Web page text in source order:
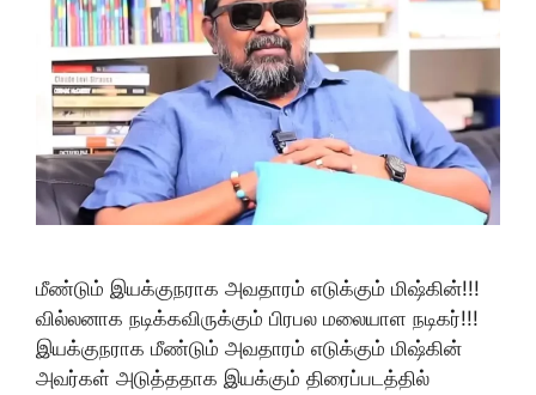
மீண்டும் இயக்குநராக அவதாரம் எடுக்கும் மிஷ்கின்!!!
வில்லனாக நடிக்கவிருக்கும் பிரபல மலையாள நடிகர்!!!
இயக்குநராக மீண்டும் அவதாரம் எடுக்கும் மிஷ்கின்
அவர்கள் அடுத்ததாக இயக்கும் திரைப்படத்தில்